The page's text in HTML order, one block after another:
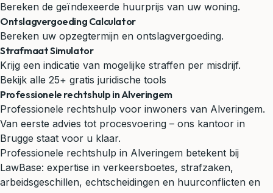
Bereken de geïndexeerde huurprijs van uw woning.
Ontslagvergoeding Calculator
Bereken uw opzegtermijn en ontslagvergoeding.
Strafmaat Simulator
Krijg een indicatie van mogelijke straffen per misdrijf.
Bekijk alle 25+ gratis juridische tools
Professionele rechtshulp in Alveringem
Professionele rechtshulp voor inwoners van Alveringem.
Van eerste advies tot procesvoering – ons kantoor in
Brugge staat voor u klaar.
Professionele rechtshulp in Alveringem betekent bij
LawBase: expertise in verkeersboetes, strafzaken,
arbeidsgeschillen, echtscheidingen en huurconflicten en